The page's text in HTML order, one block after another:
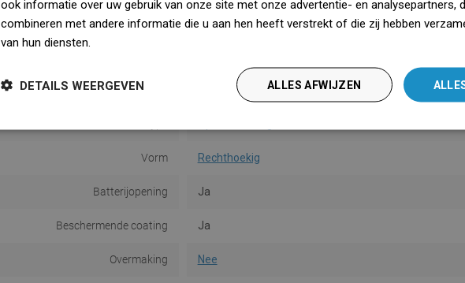
Kleur Wit
Materiaal Keramiek
Vorm Rechthoekig
Batterijopening Ja
Beschermende coating Ja
Overmaking Nee
ook informatie over uw gebruik van onze site met onze advertentie- en analysepartners,
combineren met andere informatie die u aan hen heeft verstrekt of die zij hebben
van hun diensten.
ALLES AFWIJZEN
DETAILS WEERGEVEN